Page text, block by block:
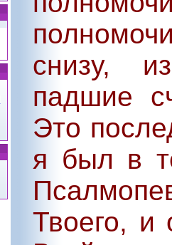
снизу,
падшие
Это
я был в
Твоего, и